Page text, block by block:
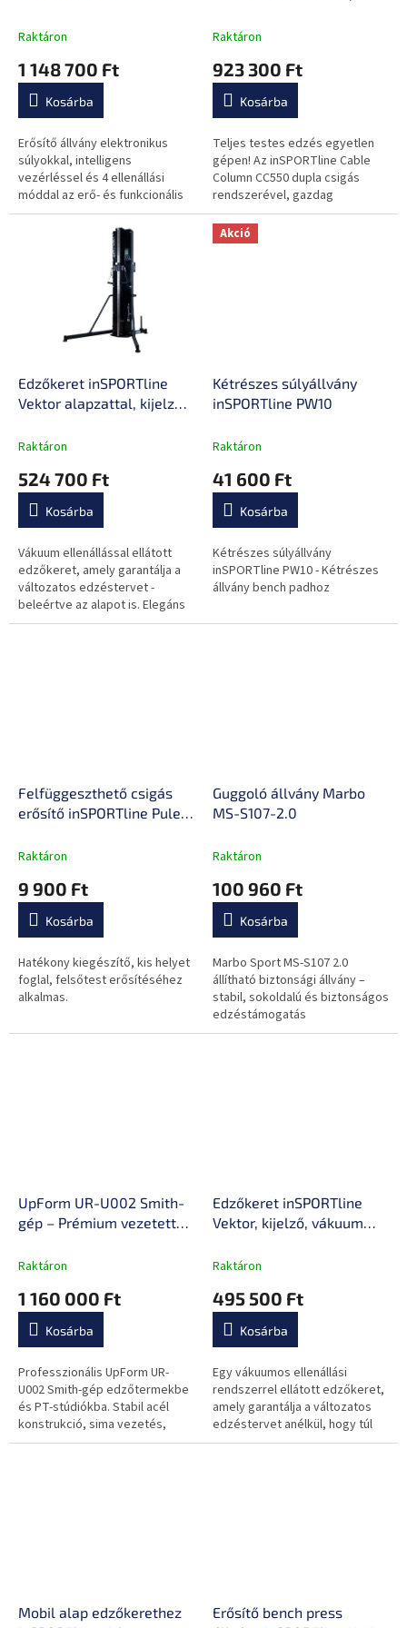
érintőképernyő, 4
befogadására szolgáló
tüskék
Raktáron
1 148 700 Ft
Kosárba
Erősítő állvány elektronikus
súlyokkal, intelligens
vezérléssel és 4 ellenállási
móddal az erő- és funkcionális
edzéshez. Stúdióminőség
otthoni és kereskedelmi
lapsúly, profi
tucatnyi gyakorlat, 365kg
Raktáron
923 300 Ft
Kosárba
Teljes testes edzés egyetlen
gépen! Az inSPORTline Cable
Column CC550 dupla csigás
rendszerével, gazdag
kiegészítőivel és prémium
stabilitásával új szintre emeli az
edzésélményt...
Edzőkeret inSPORTline
Vektor alapzattal, kijelző,
rendszer, kesztyű, számos
Raktáron
524 700 Ft
Kosárba
Vákuum ellenállással ellátott
edzőkeret, amely garantálja a
változatos edzéstervet -
beleértve az alapot is. Elegáns
kialakítás, 2 állítható csigával és
Akció
Kétrészes súlyállvány
inSPORTline PW10
Raktáron
41 600 Ft
Kosárba
Kétrészes súlyállvány
inSPORTline PW10 - Kétrészes
állvány bench padhoz
Felfüggeszthető csigás
erősítő inSPORTline Puley
Raktáron
9 900 Ft
Kosárba
Hatékony kiegészítő, kis helyet
foglal, felsőtest erősítéséhez
alkalmas.
Guggoló állvány Marbo
MS-S107-2.0
Raktáron
100 960 Ft
Kosárba
Marbo Sport MS-S107 2.0
állítható biztonsági állvány –
stabil, sokoldalú és biztonságos
edzéstámogatás
UpForm UR-U002 Smith-
gép – Prémium vezetett
Raktáron
1 160 000 Ft
Kosárba
Professzionális UpForm UR-
U002 Smith-gép edzőtermekbe
és PT-stúdiókba. Stabil acél
konstrukció, sima vezetés,
nagy terhelhetőség és
Edzőkeret inSPORTline
Vektor, kijelző, vákuum
kesztyű, számos
Raktáron
495 500 Ft
Kosárba
Egy vákuumos ellenállási
rendszerrel ellátott edzőkeret,
amely garantálja a változatos
edzéstervet anélkül, hogy túl
sok helyet foglalna. Elegáns
Mobil alap edzőkerethez
Erősítő bench press